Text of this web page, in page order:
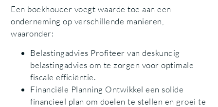
Een boekhouder voegt waarde toe aan een
onderneming op verschillende manieren,
waaronder:
Belastingadvies Profiteer van deskundig
belastingadvies om te zorgen voor optimale
fiscale efficiëntie.
Financiële Planning Ontwikkel een solide
financieel plan om doelen te stellen en groei te